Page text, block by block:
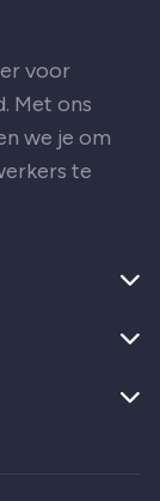
voor
Met ons
we je om
te